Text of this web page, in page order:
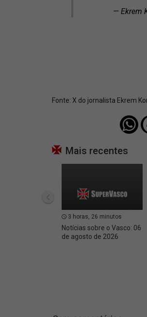
— Ekrem
Fonte: X do jornalista Ekrem
Mais recentes
3 horas, 26 minutos
Notícias sobre o Vasco: 06
de agosto de 2026